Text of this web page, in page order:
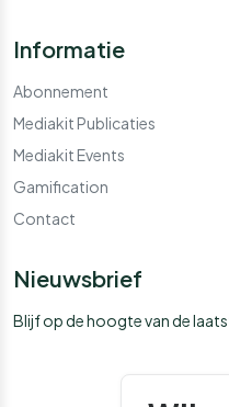
Informatie
Abonnement
Mediakit Publicaties
Mediakit Events
Gamification
Contact
Nieuwsbrief
Blijf op de hoogte van de